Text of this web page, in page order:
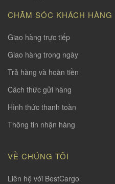
CHĂM SÓC KHÁCH HÀNG
Giao hàng trực tiếp
Giao hàng trong ngày
Trả hàng và hoàn tiền
Cách thức gửi hàng
Hình thức thanh toàn
Thông tin nhận hàng
VỀ CHÚNG TÔI
Liên hệ với BestCargo